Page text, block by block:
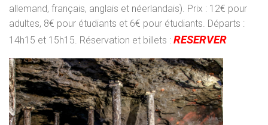
allemand, français, anglais et néerlandais). Prix : 12€ pour
adultes, 8€ pour étudiants et 6€ pour étudiants. Départs :
14h15 et 15h15. Réservation et billets : RESERVER